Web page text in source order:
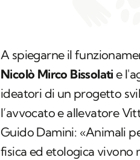
A spiegarne il
Nicolò Mirco Bissolati e
ideatori di un progetto
l’avvocato e allevatore
Guido Damini: «Animali
fisica ed etologica vivono